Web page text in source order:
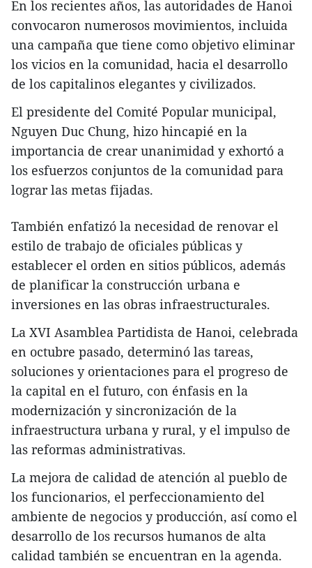
En los recientes años, las autoridades de Hanoi
convocaron numerosos movimientos, incluida
una campaña que tiene como objetivo eliminar
los vicios en la comunidad, hacia el desarrollo
de los capitalinos elegantes y civilizados.
El presidente del Comité Popular municipal,
Nguyen Duc Chung, hizo hincapié en la
importancia de crear unanimidad y exhortó a
los esfuerzos conjuntos de la comunidad para
lograr las metas fijadas.
También enfatizó la necesidad de renovar el
estilo de trabajo de oficiales públicas y
establecer el orden en sitios públicos, además
de planificar la construcción urbana e
inversiones en las obras infraestructurales.
La XVI Asamblea Partidista de Hanoi, celebrada
en octubre pasado, determinó las tareas,
soluciones y orientaciones para el progreso de
la capital en el futuro, con énfasis en la
modernización y sincronización de la
infraestructura urbana y rural, y el impulso de
las reformas administrativas.
La mejora de calidad de atención al pueblo de
los funcionarios, el perfeccionamiento del
ambiente de negocios y producción, así como el
desarrollo de los recursos humanos de alta
calidad también se encuentran en la agenda.